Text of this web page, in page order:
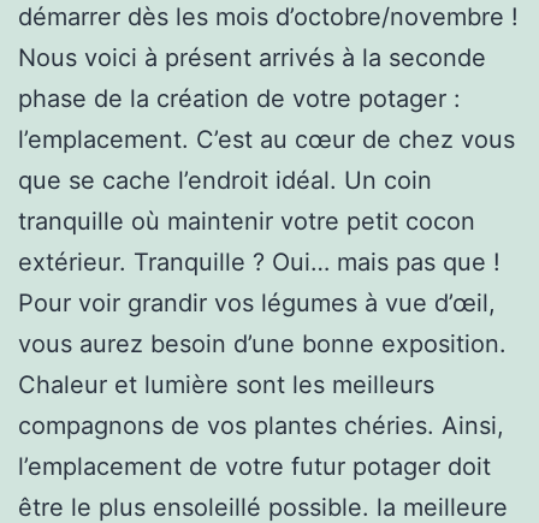
démarrer dès les mois d’octobre/novembre !
Nous voici à présent arrivés à la seconde
phase de la création de votre potager :
l’emplacement. C’est au cœur de chez vous
que se cache l’endroit idéal. Un coin
tranquille où maintenir votre petit cocon
extérieur. Tranquille ? Oui… mais pas que !
Pour voir grandir vos légumes à vue d’œil,
vous aurez besoin d’une bonne exposition.
Chaleur et lumière sont les meilleurs
compagnons de vos plantes chéries. Ainsi,
l’emplacement de votre futur potager doit
être le plus ensoleillé possible. la meilleure